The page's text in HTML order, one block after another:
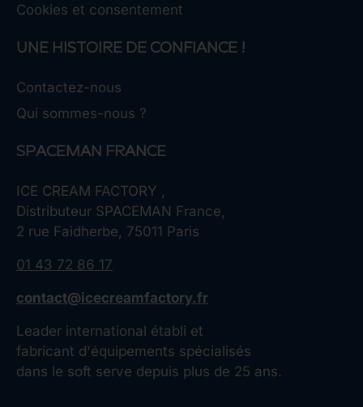
Cookies et consentement
UNE HISTOIRE DE CONFIANCE !
Contactez-nous
Qui sommes-nous ?
SPACEMAN FRANCE
ICE CREAM FACTORY ,
Distributeur SPACEMAN France,
2 rue Faidherbe, 75011 Paris
01 43 72 86 17
contact@icecreamfactory.fr
Leader international établi et
fabricant d'équipements spécialisés
dans le soft serve depuis plus de 25 ans.